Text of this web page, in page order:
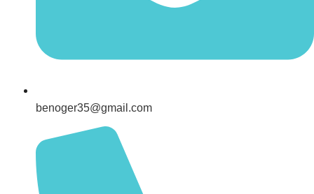
benoger35@gmail.com